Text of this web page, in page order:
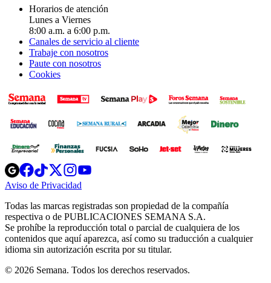
Horarios de atención
Lunes a Viernes
8:00 a.m. a 6:00 p.m.
Canales de servicio al cliente
Trabaje con nosotros
Paute con nosotros
Cookies
Opens
in
new
Opens
in
new
Opens
in
new
window
Opens
new
windowwindow
Aviso de Privacidad
new
window
Todas las marcas registradas son propiedad de la compañía
respectiva o de PUBLICACIONES SEMANA S.A.
Se prohíbe la reproducción total o parcial de cualquiera de los
contenidos que aquí aparezca, así como su traducción a cualquier
idioma sin autorización escrita por su titular.
© 2026 Semana. Todos los derechos reservados.